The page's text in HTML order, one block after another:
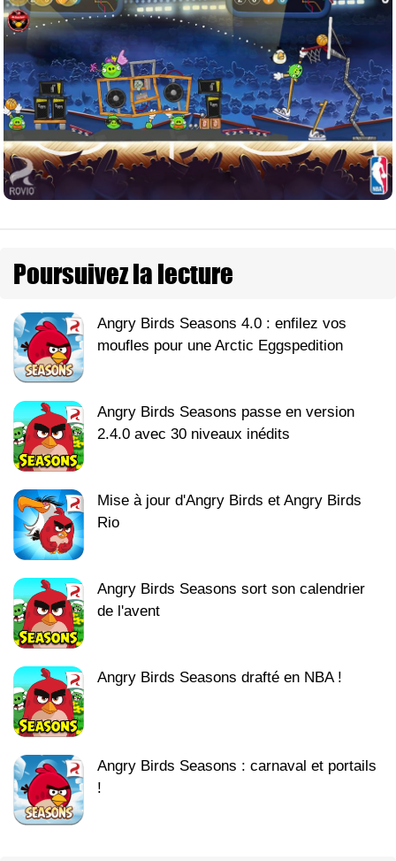
Poursuivez la lecture
Angry Birds Seasons 4.0 : enfilez vos
moufles pour une Arctic Eggspedition
Angry Birds Seasons passe en version
2.4.0 avec 30 niveaux inédits
Mise à jour d'Angry Birds et Angry Birds
Rio
Angry Birds Seasons sort son calendrier
de l'avent
Angry Birds Seasons drafté en NBA !
Angry Birds Seasons : carnaval et portails
!